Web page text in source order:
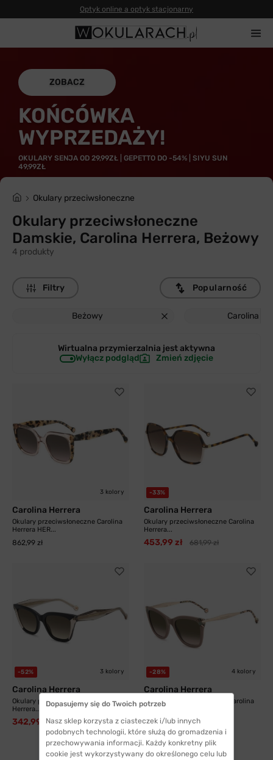
Optyk online a optyk stacjonarny
ZOBACZ
KOŃCÓWKA
WYPRZEDAŻY!
OKULARY SENJA OD 29,99ZŁ | GEPETTO DO -54% | SIYU SUN
49,99ZŁ
Okulary przeciwsłoneczne
Okulary przeciwsłoneczne
Damskie, Carolina Herrera, Beżowy
4 produkty
Filtry
Beżowy Carolina
Popularność
Wirtualna przymierzalnia jestaktywna
Wyłącz podgląd
Zmień zdjęcie
3 kolory
Carolina Herrera
Okulary przeciwsłoneczne Carolina
Herrera HER...
862,99 zł
-33%
Carolina Herrera
Okulary przeciwsłoneczne Carolina
Herrera...
453,99 zł 681,99 zł
-52% 3 kolory
Carolina Herrera
Okulary przeciwsłoneczne Carolina
Herrera...
342,99 zł 720,99 zł
-28% 4 kolory
Carolina Herrera
Okulary przeciwsłoneczne Carolina
Herrera...
587,99 zł 815,99 zł
Dopasujemy się do Twoich potrzeb
Nasz sklep korzysta z ciasteczek i/lub innych
podobnych technologii, które służą do gromadzenia i
przechowywania informacji. Każdy konkretny plik
cookie jest wykorzystywany do określonego celu lub